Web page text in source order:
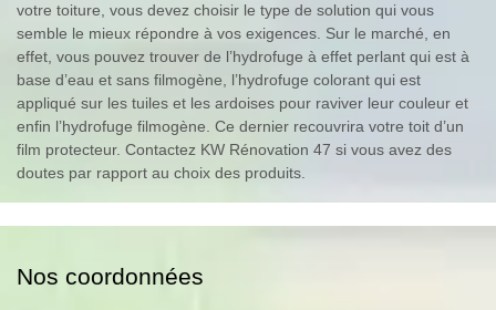
votre toiture, vous devez choisir le type de solution qui vous
semble le mieux répondre à vos exigences. Sur le marché, en
effet, vous pouvez trouver de l’hydrofuge à effet perlant qui est à
base d’eau et sans filmogène, l’hydrofuge colorant qui est
appliqué sur les tuiles et les ardoises pour raviver leur couleur et
enfin l’hydrofuge filmogène. Ce dernier recouvrira votre toit d’un
film protecteur. Contactez KW Rénovation 47 si vous avez des
doutes par rapport au choix des produits.
Nos coordonnées